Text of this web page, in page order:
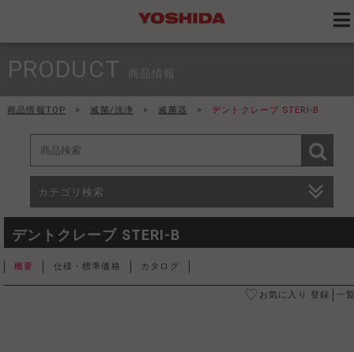
PRODUCT 商品情報
商品情報TOP > 滅菌/洗浄 > 滅菌器 > デントクレーブ STERI-B
カテゴリ検索
デントクレーブ STERI-B
概要 仕様・標準価格 カタログ
お気に入り 登録 一